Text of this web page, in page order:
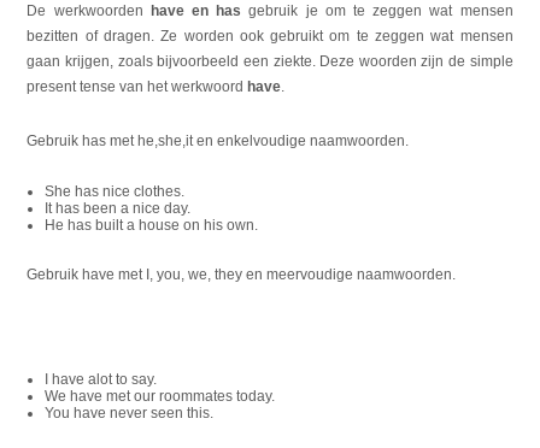
De werkwoorden have en has gebruik je om te zeggen wat mensen
bezitten of dragen. Ze worden ook gebruikt om te zeggen wat mensen
gaan krijgen, zoals bijvoorbeeld een ziekte. Deze woorden zijn de simple
present tense van het werkwoordhave.
Gebruik has met he,she,it en enkelvoudige naamwoorden.
She has nice clothes.
It has been a nice day.
He has built a house on his own.
Gebruik have met I, you, we, they en meervoudige naamwoorden.
I have alot to say.
We have met our roommates today.
You have never seen this.